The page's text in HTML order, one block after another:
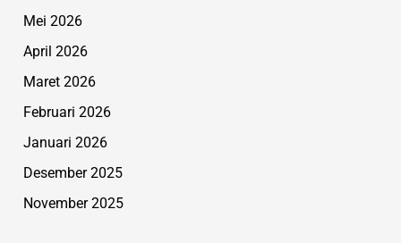
Mei 2026
April 2026
Maret 2026
Februari 2026
Januari 2026
Desember 2025
November 2025